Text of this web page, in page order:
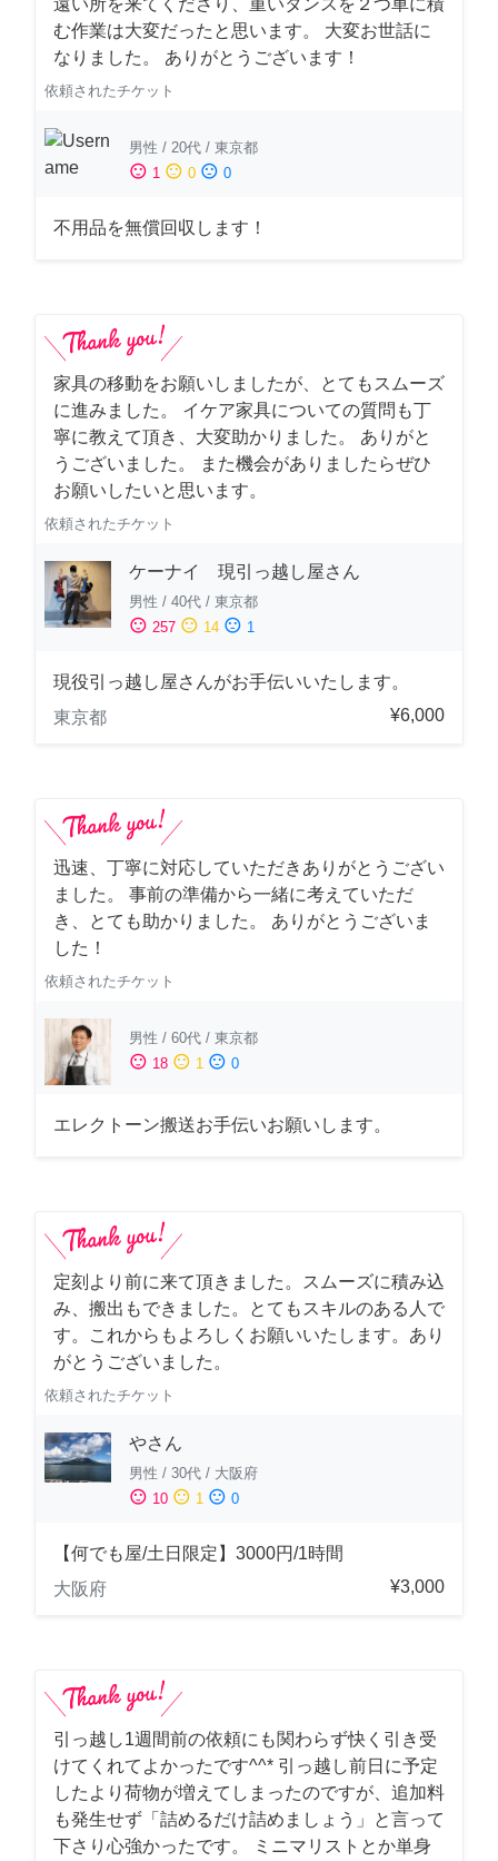
遠い所を来てくださり、重いタンスを２つ車に積
む作業は大変だったと思います。 大変お世話に
なりました。 ありがとうございます！
依頼されたチケット
男性 / 20代 / 東京都
sentiment_satisfied 1 sentiment_neutral 0 sentiment_dissatisfied 0
不用品を無償回収します！
家具の移動をお願いしましたが、とてもスムーズ
に進みました。 イケア家具についての質問も丁
寧に教えて頂き、大変助かりました。 ありがと
うございました。 また機会がありましたらぜひ
お願いしたいと思います。
依頼されたチケット
ケーナイ 現引っ越し屋さん
男性 / 40代 / 東京都
sentiment_satisfied 257 sentiment_neutral 14 sentiment_dissatisfied 1
現役引っ越し屋さんがお手伝いいたします。
東京都
¥6,000
迅速、丁寧に対応していただきありがとうござい
ました。 事前の準備から一緒に考えていただ
き、とても助かりました。 ありがとうございま
した！
依頼されたチケット
男性 / 60代 / 東京都
sentiment_satisfied 18 sentiment_neutral 1 sentiment_dissatisfied 0
エレクトーン搬送お手伝いお願いします。
定刻より前に来て頂きました。スムーズに積み込
み、搬出もできました。とてもスキルのある人で
す。これからもよろしくお願いいたします。あり
がとうございました。
依頼されたチケット
やさん
男性 / 30代 / 大阪府
sentiment_satisfied 10 sentiment_neutral 1 sentiment_dissatisfied 0
【何でも屋/土日限定】3000円/1時間
大阪府
¥3,000
引っ越し1週間前の依頼にも関わらず快く引き受
けてくれてよかったです^^* 引っ越し前日に予定
したより荷物が増えてしまったのですが、追加料
も発生せず「詰めるだけ詰めましょう」と言って
下さり心強かったです。 ミニマリストとか単身